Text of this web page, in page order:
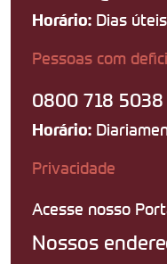
Horário: Dias
Pessoas com
0800 718 5038
Horário:
Privacidade
Acesse nosso
Nossos